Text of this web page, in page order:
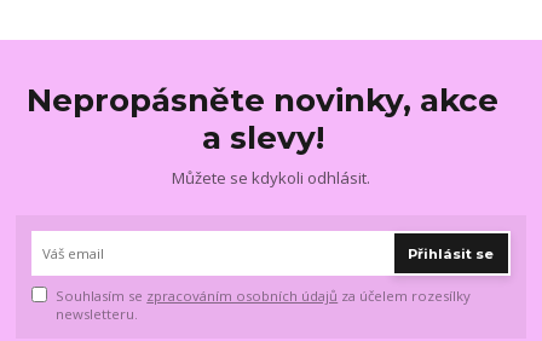
Nepropásněte novinky, akce
a slevy!
Můžete se kdykoli odhlásit.
Přihlásit se
Souhlasím se zpracováním osobních údajů za účelem rozesílky
newsletteru.